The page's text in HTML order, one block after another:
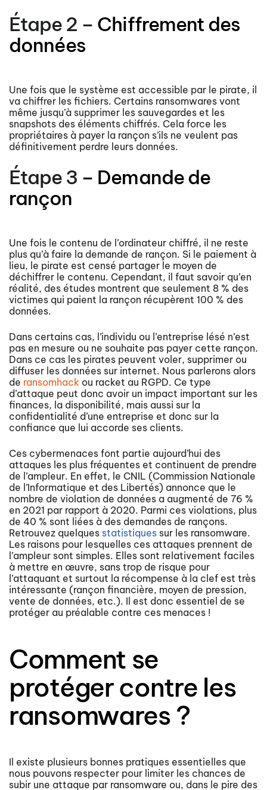
Étape 2 – Chiffrement des
données
Une fois que le système est accessible par le pirate, il
va chiffrer les fichiers. Certains ransomwares vont
même jusqu’à supprimer les sauvegardes et les
snapshots des éléments chiffrés. Cela force les
propriétaires à payer la rançon s’ils ne veulent pas
définitivement perdre leurs données.
Étape 3 – Demande de
rançon
Une fois le contenu de l’ordinateur chiffré, il ne reste
plus qu’à faire la demande de rançon. Si le paiement à
lieu, le pirate est censé partager le moyen de
déchiffrer le contenu. Cependant, il faut savoir qu’en
réalité, des études montrent que seulement 8 % des
victimes qui paient la rançon récupèrent 100 % des
données.
Dans certains cas, l’individu ou l’entreprise lésé n’est
pas en mesure ou ne souhaite pas payer cette rançon.
Dans ce cas les pirates peuvent voler, supprimer ou
diffuser les données sur internet. Nous parlerons alors
de ransomhack ou racket au RGPD. Ce type
d’attaque peut donc avoir un impact important sur les
finances, la disponibilité, mais aussi sur la
confidentialité d’une entreprise et donc sur la
confiance que lui accorde ses clients.
Ces cybermenaces font partie aujourd’hui des
attaques les plus fréquentes et continuent de prendre
de l’ampleur. En effet, le CNIL (Commission Nationale
de l’Informatique et des Libertés) annonce que le
nombre de violation de données a augmenté de 76 %
en 2021 par rapport à 2020. Parmi ces violations, plus
de 40 % sont liées à des demandes de rançons.
Retrouvez quelques statistiques sur les ransomware.
Les raisons pour lesquelles ces attaques prennent de
l’ampleur sont simples. Elles sont relativement faciles
à mettre en œuvre, sans trop de risque pour
l’attaquant et surtout la récompense à la clef est très
intéressante (rançon financière, moyen de pression,
vente de données, etc.). Il est donc essentiel de se
protéger au préalable contre ces menaces !
Comment se
protéger contre les
ransomwares ?
Il existe plusieurs bonnes pratiques essentielles que
nous pouvons respecter pour limiter les chances de
subir une attaque par ransomware ou, dans le pire des